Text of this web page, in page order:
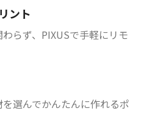
ント
らず、PIXUSで手軽にリモ
選んでかんたんに作れるポ